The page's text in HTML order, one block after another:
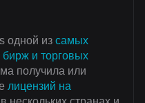
одной из самых
и торговых
получила или
лицензий на